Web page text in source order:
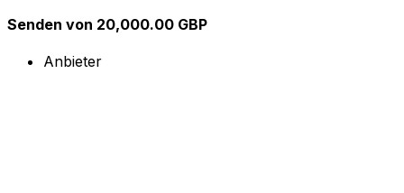
Senden von 20,000.00 GBP
Anbieter